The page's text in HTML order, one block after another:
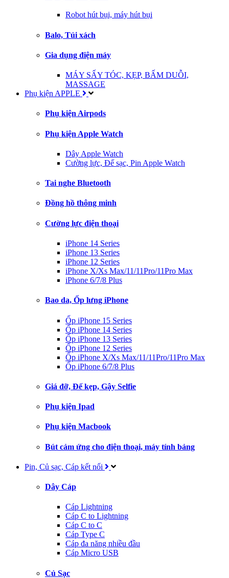
Robot hút bụi, máy hút bụi
Balo, Túi xách
Gia dụng điện máy
MÁY SẤY TÓC, KẸP, BẤM DUỖI,
MASSAGE
Phụ kiện APPLE
Phụ kiện Airpods
Phụ kiện Apple Watch
Dây Apple Watch
Cường lực, Đế sạc, Pin Apple Watch
Tai nghe Bluetooth
Đồng hồ thông minh
Cường lực điện thoại
iPhone 14 Series
iPhone 13 Series
iPhone 12 Series
iPhone X/Xs Max/11/11Pro/11Pro Max
iPhone 6/7/8 Plus
Bao da, Ốp lưng iPhone
Ốp iPhone 15 Series
Ốp iPhone 14 Series
Ốp iPhone 13 Series
Ốp iPhone 12 Series
Ốp iPhone X/Xs Max/11/11Pro/11Pro Max
Ốp iPhone 6/7/8 Plus
Giá đỡ, Đế kẹp, Gậy Selfie
Phụ kiện Ipad
Phụ kiện Macbook
Bút cảm ứng cho điện thoại, máy tính bảng
Pin, Củ sạc, Cáp kết nối
Dây Cáp
Cáp Lightning
Cáp C to Lightning
Cáp C to C
Cáp Type C
Cáp đa năng nhiều đầu
Cáp Micro USB
Củ Sạc